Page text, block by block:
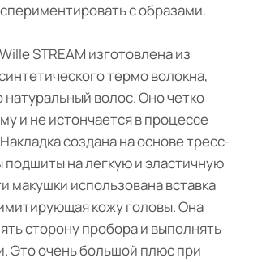
с образами.
STREAM изготовлена из
термо волокна,
волос. Оно четко
и не истончается в процессе
создана на основе тресс-
подшиты на легкую и эластичную
макушки использована вставка
кожу головы. Она
сторону пробора и выполнять
Это очень большой плюс при